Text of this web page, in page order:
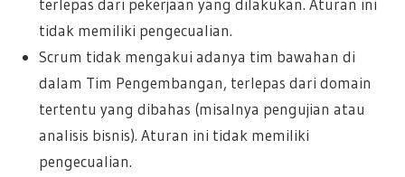
terlepas dari pekerjaan yang dilakukan. Aturan ini
tidak memiliki pengecualian.
Scrum tidak mengakui adanya tim bawahan di
dalam Tim Pengembangan, terlepas dari domain
tertentu yang dibahas (misalnya pengujian atau
analisis bisnis). Aturan ini tidak memiliki
pengecualian.